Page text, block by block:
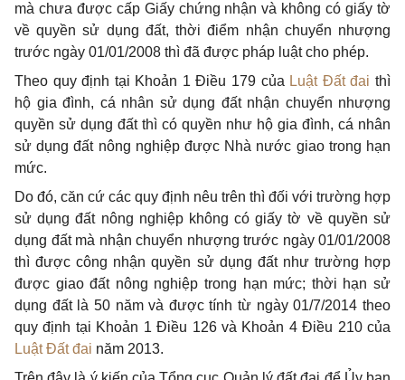
mà chưa được cấp Giấy chứng nhận và không có giấy tờ
về quyền sử dụng đất, thời điểm nhận chuyển nhượng
trước ngày 01/01/2008 thì đã được pháp luật cho phép.
Theo quy định tại Khoản 1 Điều 179 của Luật Đất đai thì
hộ gia đình, cá nhân sử dụng đất nhận chuyển nhượng
quyền sử dụng đất thì có quyền như hộ gia đình, cá nhân
sử dụng đất nông nghiệp được Nhà nước giao trong hạn
mức.
Do đó, căn cứ các quy định nêu trên thì đối với trường hợp
sử dụng đất nông nghiệp không có giấy tờ về quyền sử
dụng đất mà nhận chuyển nhượng trước ngày 01/01/2008
thì được công nhận quyền sử dụng đất như trường hợp
được giao đất nông nghiệp trong hạn mức; thời hạn sử
dụng đất là 50 năm và được tính từ ngày 01/7/2014 theo
quy định tại Khoản 1 Điều 126 và Khoản 4 Điều 210 của
Luật Đất đai năm 2013.